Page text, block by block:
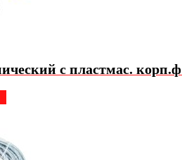
с пластмас.